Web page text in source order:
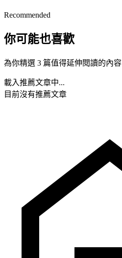
Recommended
你可能也喜歡
為你精選 3 篇值得延伸閱讀的內容
載入推薦文章中...
目前沒有推薦文章